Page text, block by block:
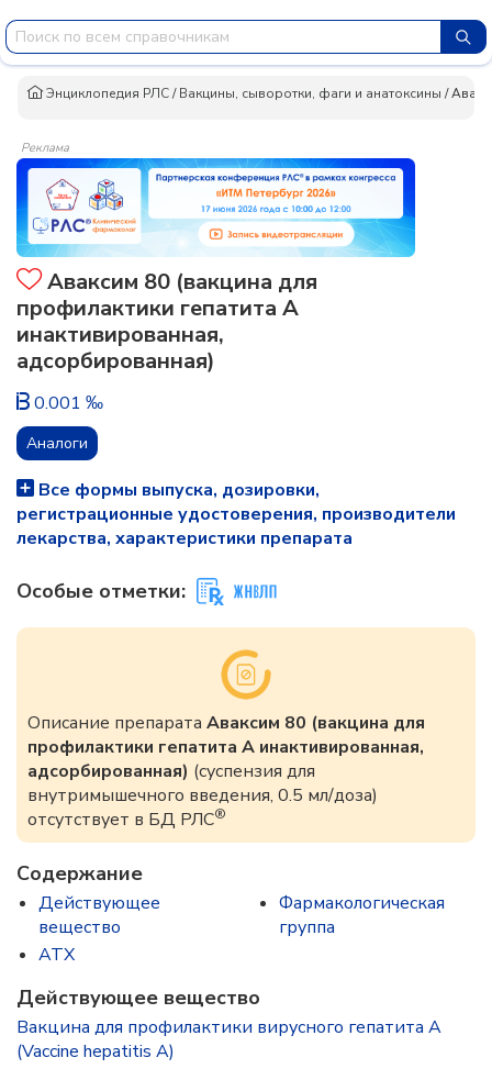
Энциклопедия РЛС/Вакцины, сыворотки, фаги и анатоксины /
Реклама
Аваксим 80 (вакцина для
профилактики гепатита А
инактивированная,
адсорбированная)
0.001 ‰
Аналоги
Все формы выпуска, дозировки,
регистрационные удостоверения, производители
лекарства, характеристики препарата
Особые отметки:
Описание препарата Аваксим 80 (вакцина для
профилактики гепатита А инактивированная,
адсорбированная) (суспензия для
внутримышечного введения, 0.5 мл/доза)
отсутствует в БД РЛС®
Содержание
Действующее
вещество
ATX
Фармакологическая
группа
Действующее вещество
Вакцина для профилактики вирусного гепатита А
(Vaccine hepatitis A)